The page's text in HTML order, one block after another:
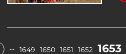
… 1649 1650 1651 1652 1653